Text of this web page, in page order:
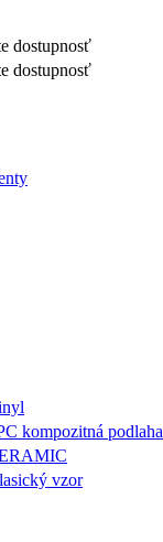
dostupnosť
dostupnosť
kompozitná podlaha
vzor